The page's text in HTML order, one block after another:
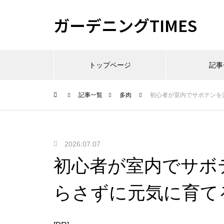
ガーデニングTIMES
トップページ 記
記事一覧 多肉 初心者が室内でサボテンを
2026.07.07
初心者が室内でサ
らさずに元気に育て